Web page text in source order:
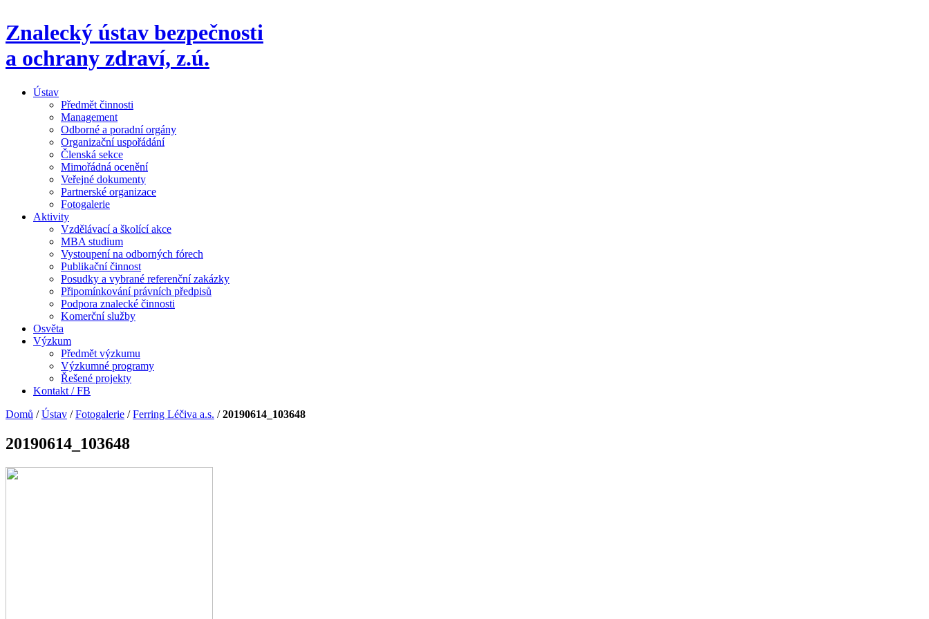
Znalecký ústav bezpečnosti
a ochrany zdraví, z.ú.
Ústav
Předmět činnosti
Management
Odborné a poradní orgány
Organizační uspořádání
Členská sekce
Mimořádná ocenění
Veřejné dokumenty
Partnerské organizace
Fotogalerie
Aktivity
Vzdělávací a školící akce
MBA studium
Vystoupení na odborných fórech
Publikační činnost
Posudky a vybrané referenční zakázky
Připomínkování právních předpisů
Podpora znalecké činnosti
Komerční služby
Osvěta
Výzkum
Předmět výzkumu
Výzkumné programy
Řešené projekty
Kontakt / FB
Domů /Ústav /Fotogalerie /Ferring Léčiva a.s. /20190614_103648
20190614_103648